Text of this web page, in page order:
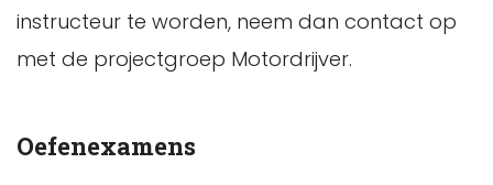
instructeur te worden, neem dan contact op
met de projectgroep Motordrijver.
Oefenexamens